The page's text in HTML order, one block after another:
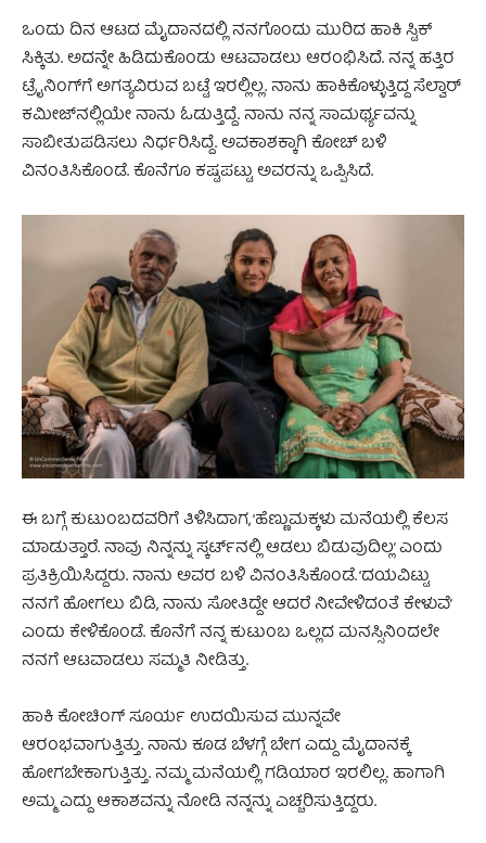
ಒಂದು ದಿನ ಆಟದ ಮೈದಾನದಲ್ಲಿ ನನಗೊಂದು ಮುರಿದ ಹಾಕಿ ಸ್ಟಿಕ್‌
ಸಿಕ್ಕಿತು. ಅದನ್ನೇ ಹಿಡಿದುಕೊಂಡು ಆಟವಾಡಲು ಆರಂಭಿಸಿದೆ. ನನ್ನ ಹತ್ತಿರ
ಟ್ರೈನಿಂಗ್‌ಗೆ ಅಗತ್ಯವಿರುವ ಬಟ್ಟೆ ಇರಲ್ಲಿಲ್ಲ. ನಾನು ಹಾಕಿಕೊಳ್ಳುತ್ತಿದ್ದ ಸೆಲ್ವಾರ್‌
ಕಮೀಜ್‌ನಲ್ಲಿಯೇ ನಾನು ಓಡುತ್ತಿದ್ದೆ. ನಾನು ನನ್ನ ಸಾಮರ್ಥ್ಯವನ್ನು
ಸಾಬೀತುಪಡಿಸಲು ನಿರ್ಧರಿಸಿದ್ದೆ. ಅವಕಾಶಕ್ಕಾಗಿ ಕೋಚ್‌ ಬಳಿ
ವಿನಂತಿಸಿಕೊಂಡೆ. ಕೊನೆಗೂ ಕಷ್ಟಪಟ್ಟು ಅವರನ್ನು ಒಪ್ಪಿಸಿದೆ.
ಈ ಬಗ್ಗೆ ಕುಟುಂಬದವರಿಗೆ ತಿಳಿಸಿದಾಗ, ‘ಹೆಣ್ಣುಮಕ್ಕಳು ಮನೆಯಲ್ಲಿ ಕೆಲಸ
ಮಾಡುತ್ತಾರೆ. ನಾವು ನಿನ್ನನ್ನು ಸ್ಕರ್ಟ್‌‌ನಲ್ಲಿ ಆಡಲು ಬಿಡುವುದಿಲ್ಲ’ ಎಂದು
ಪ್ರತಿಕ್ರಿಯಿಸಿದ್ದರು. ನಾನು ಅವರ ಬಳಿ ವಿನಂತಿಸಿಕೊಂಡೆ. ‘ದಯವಿಟ್ಟು
ನನಗೆ ಹೋಗಲು ಬಿಡಿ, ನಾನು ಸೋತಿದ್ದೇ ಆದರೆ ನೀವೇಳಿದಂತೆ ಕೇಳುವೆ’
ಎಂದು ಕೇಳಿಕೊಂಡೆ. ಕೊನೆಗೆ ನನ್ನ ಕುಟುಂಬ ಒಲ್ಲದ ಮನಸ್ಸಿನಿಂದಲೇ
ನನಗೆ ಆಟವಾಡಲು ಸಮ್ಮತಿ ನೀಡಿತ್ತು.
ಹಾಕಿ ಕೋಚಿಂಗ್‌ ಸೂರ್ಯ ಉದಯಿಸುವ ಮುನ್ನವೇ
ಆರಂಭವಾಗುತ್ತಿತ್ತು. ನಾನು ಕೂಡ ಬೆಳಗ್ಗೆ ಬೇಗ ಎದ್ದು ಮೈದಾನಕ್ಕೆ
ಹೋಗಬೇಕಾಗುತ್ತಿತ್ತು. ನಮ್ಮ ಮನೆಯಲ್ಲಿ ಗಡಿಯಾರ ಇರಲಿಲ್ಲ. ಹಾಗಾಗಿ
ಅಮ್ಮ ಎದ್ದು ಆಕಾಶವನ್ನು ನೋಡಿ ನನ್ನನ್ನು ಎಚ್ಚರಿಸುತ್ತಿದ್ದರು.